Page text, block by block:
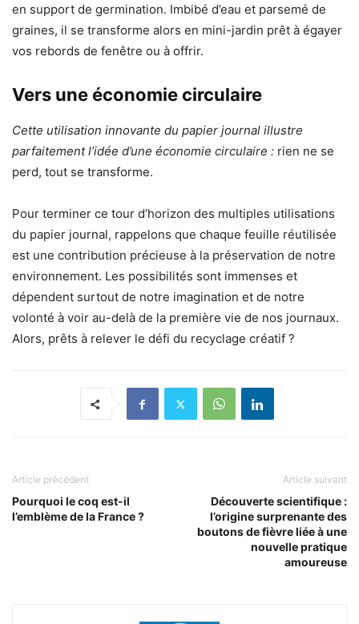
en support de germination. Imbibé d’eau et parsemé de
graines, il se transforme alors en mini-jardin prêt à égayer
vos rebords de fenêtre ou à offrir.
Vers une économie circulaire
Cette utilisation innovante du papier journal illustre
parfaitement l’idée d’une économie circulaire : rien ne se
perd, tout se transforme.
Pour terminer ce tour d’horizon des multiples utilisations
du papier journal, rappelons que chaque feuille réutilisée
est une contribution précieuse à la préservation de notre
environnement. Les possibilités sont immenses et
dépendent surtout de notre imagination et de notre
volonté à voir au-delà de la première vie de nos journaux.
Alors, prêts à relever le défi du recyclage créatif ?
Article précédent
Pourquoi le coq est-il
l’emblème de la France ?
Article suivant
Découverte scientifique :
l’origine surprenante des
boutons de fièvre liée à une
nouvelle pratique
amoureuse